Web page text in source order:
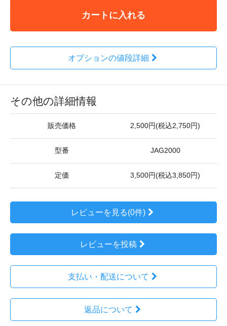
カートに入れる
オプションの値段詳細
その他の詳細情報
販売価格 2,500円(税込2,750円)
型番 JAG2000
定価 3,500円(税込3,850円)
レビューを見る(0件)
レビューを投稿
支払い・配送について
返品について